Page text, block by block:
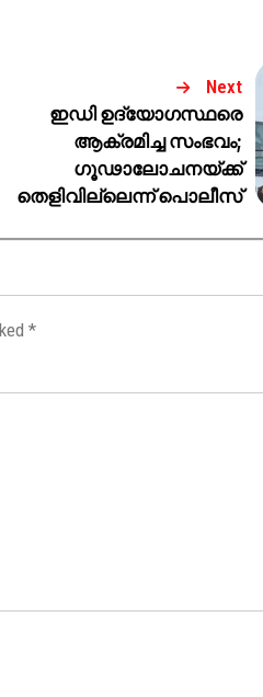
Next
ഇഡി ഉദ്യോഗസ്ഥരെ
ആക്രമിച്ച സംഭവം;
ഗൂഢാലോചനയ്ക്ക്
തെളിവില്ലെന്ന് പൊലീസ്
*